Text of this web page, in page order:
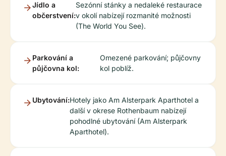
Jídlo a
občerstvení:
Sezónní stánky a nedaleké restaurace
v okolí nabízejí rozmanité možnosti
(The World You See).
Parkování a
půjčovna kol:
Omezené parkování; půjčovny
kol poblíž.
Ubytování:Hotely jako Am Alsterpark Aparthotel a
další v okrese Rothenbaum nabízejí
pohodlné ubytování (Am Alsterpark
Aparthotel).